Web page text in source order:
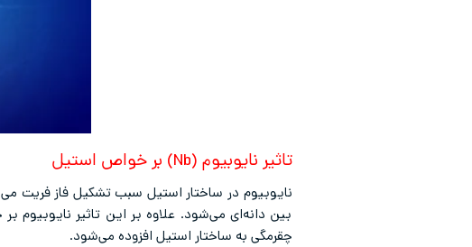
تاثیر نایوبیوم (Nb) بر خواص استیل
نایوبیوم در ساختار استیل سبب تشکیل فاز فریت
بین دانه‌ای می‌شود. علاوه بر این تاثیر نایوبیوم
چقرمگی به ساختار استیل افزوده می‌شود.